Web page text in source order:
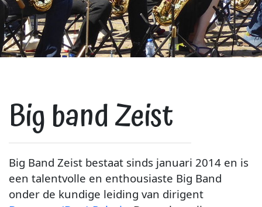
Big band Zeist
Big Band Zeist bestaat sinds januari 2014 en is
een talentvolle en enthousiaste Big Band
onder de kundige leiding van dirigent